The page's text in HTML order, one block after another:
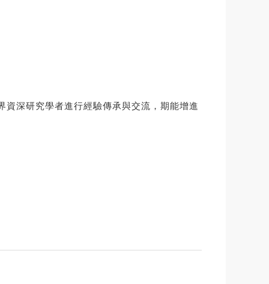
深研究學者進行經驗傳承與交流，期能增進